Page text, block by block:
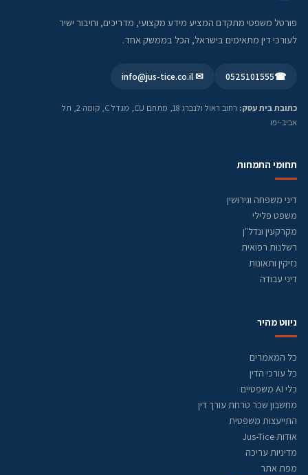
פורטל משפטי מתקדם המציע מידע מקצועי, מדריכים, וחיבור ישיר
לעורכי דין מתאימים בישראל, הכל בממשק אחד.
☎
0525101555
✉ info@jus-tice.co.il
כתובת בית עסק:
רחוב ראול ולנברג 18, מתחם CU, מגדל C, קומה 2, תל
אביב-יפו
תחומי התמחות
דיני משפחה וגירושין
משפט פלילי
מקרקעין ונדל"ן
רשלנות רפואית
נזיקין ותאונות
דיני עבודה
ניווט מהיר
כל המאמרים
כל עורכי הדין
כלי AI משפטיים
מחשבון שכר טרחת עורך דין
התייעצות משפטית
אודות Jus-Tice
מדיניות עריכה
מפת אתר